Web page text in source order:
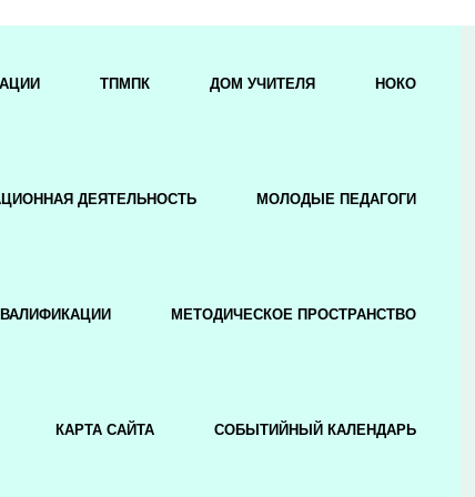
ТПМПК ДОМ УЧИТЕЛЯ НОКО
ДЕЯТЕЛЬНОСТЬ МОЛОДЫЕ ПЕДАГОГИ
МЕТОДИЧЕСКОЕ ПРОСТРАНСТВО
КАРТА САЙТА СОБЫТИЙНЫЙ КАЛЕНДАРЬ